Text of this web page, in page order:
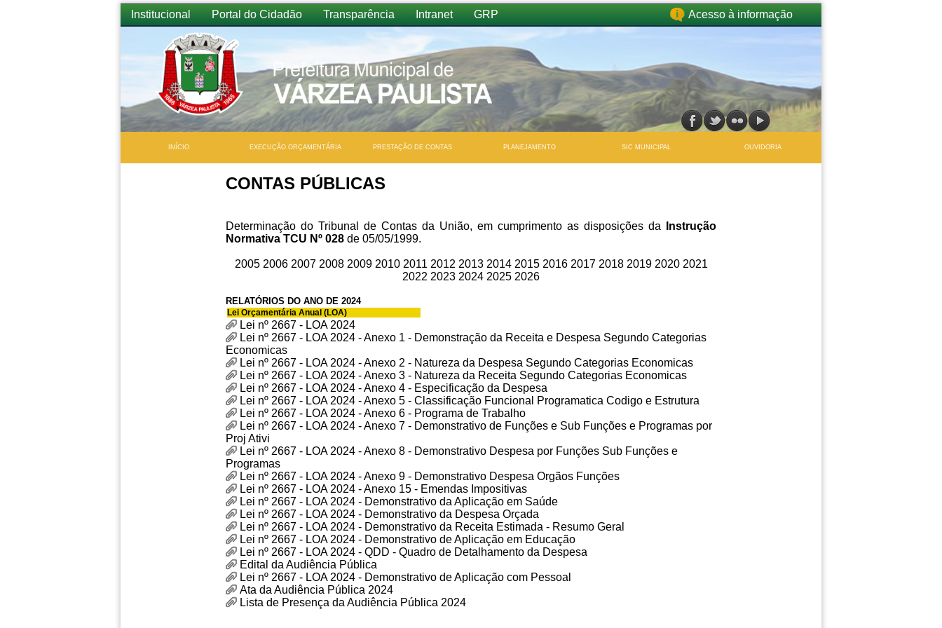
Institucional Portal do Cidadão Transparência Intranet GRP Acesso à informação
INÍCIO EXECUÇÃO ORÇAMENTÁRIA PRESTAÇÃO DE CONTAS PLANEJAMENTO SIC MUNICIPAL OUVIDORIA
CONTAS PÚBLICAS
Determinação do Tribunal de Contas da União, em cumprimento as disposições da
Instrução
Normativa TCU Nº 028 de 05/05/1999.
2005 2006 2007 2008 2009 2010 2011 2012 2013 2014 2015 2016 2017 2018 2019 2020 2021
2022 2023 2024 2025 2026
RELATÓRIOS DO ANO DE 2024
Lei Orçamentária Anual (LOA)
Lei nº 2667 - LOA 2024
Lei nº 2667 - LOA 2024 - Anexo 1 - Demonstração da Receita e Despesa Segundo Categorias
Economicas
Lei nº 2667 - LOA 2024 - Anexo 2 - Natureza da Despesa Segundo Categorias Economicas
Lei nº 2667 - LOA 2024 - Anexo 3 - Natureza da Receita Segundo Categorias Economicas
Lei nº 2667 - LOA 2024 - Anexo 4 - Especificação da Despesa
Lei nº 2667 - LOA 2024 - Anexo 5 - Classificação Funcional Programatica Codigo e Estrutura
Lei nº 2667 - LOA 2024 - Anexo 6 - Programa de Trabalho
Lei nº 2667 - LOA 2024 - Anexo 7 - Demonstrativo de Funções e Sub Funções e Programas por
Proj Ativi
Lei nº 2667 - LOA 2024 - Anexo 8 - Demonstrativo Despesa por Funções Sub Funções e
Programas
Lei nº 2667 - LOA 2024 - Anexo 9 - Demonstrativo Despesa Orgãos Funções
Lei nº 2667 - LOA 2024 - Anexo 15 - Emendas Impositivas
Lei nº 2667 - LOA 2024 - Demonstrativo da Aplicação em Saúde
Lei nº 2667 - LOA 2024 - Demonstrativo da Despesa Orçada
Lei nº 2667 - LOA 2024 - Demonstrativo da Receita Estimada - Resumo Geral
Lei nº 2667 - LOA 2024 - Demonstrativo de Aplicação em Educação
Lei nº 2667 - LOA 2024 - QDD - Quadro de Detalhamento da Despesa
Edital da Audiência Pública
Lei nº 2667 - LOA 2024 - Demonstrativo de Aplicação com Pessoal
Ata da Audiência Pública 2024
Lista de Presença da Audiência Pública 2024